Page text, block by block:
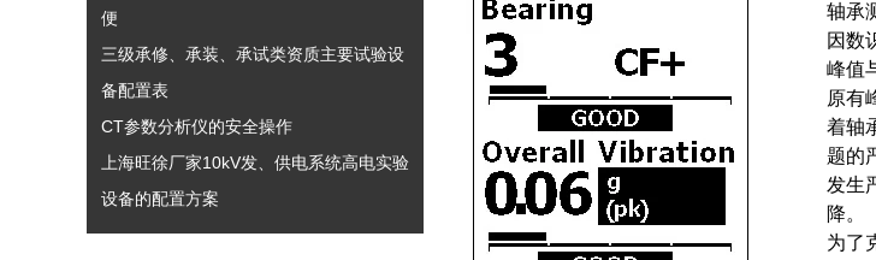
便
三级承修、承装、承试类资质主要试验设
备配置表
CT参数分析仪的安全操作
上海旺徐厂家10kV发、供电系统高电实验
设备的配置方案
轴承
因数
峰值
原有
着轴
题的
发生
降。
为了